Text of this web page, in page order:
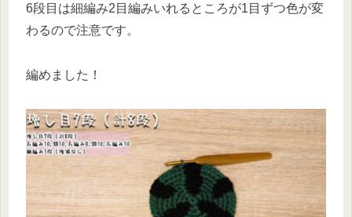
6段目は細編み2目編みいれるところが1目ずつ色が変
わるので注意です。
編めました！